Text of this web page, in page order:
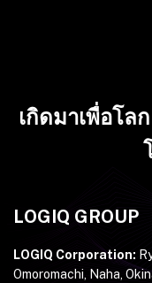
เกิดมาเพื่อโล
LOGIQ GROUP
LOGIQ Corporation:
Omoromachi, Naha,